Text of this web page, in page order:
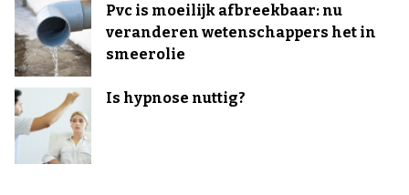
Pvc is moeilijk afbreekbaar: nu
veranderen wetenschappers het in
smeerolie
Is hypnose nuttig?